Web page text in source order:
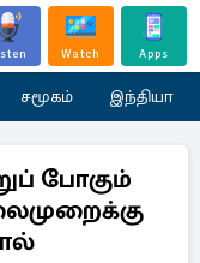
Watch Apps
சமூகம் இந்தியா
போகும்